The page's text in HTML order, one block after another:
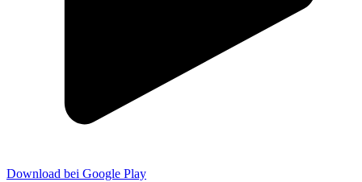
Download bei Google Play